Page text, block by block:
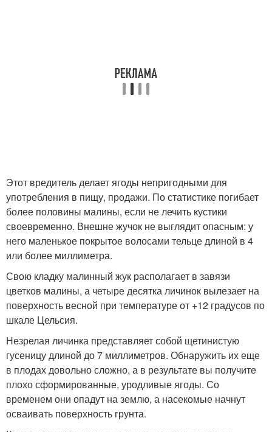
Этот вредитель делает ягоды непригодными для
употребления в пищу, продажи. По статистике погибает
более половины малины, если не лечить кустики
своевременно. Внешне жучок не выглядит опасным: у
него маленькое покрытое волосами тельце длиной в 4
или более миллиметра.
Свою кладку малинный жук располагает в завязи
цветков малины, а четыре десятка личинок вылезает на
поверхность весной при температуре от +12 градусов по
шкале Цельсия.
Незрелая личинка представляет собой щетинистую
гусеницу длиной до 7 миллиметров. Обнаружить их еще
в плодах довольно сложно, а в результате вы получите
плохо сформированные, уродливые ягоды. Со
временем они опадут на землю, а насекомые начнут
осваивать поверхность грунта.